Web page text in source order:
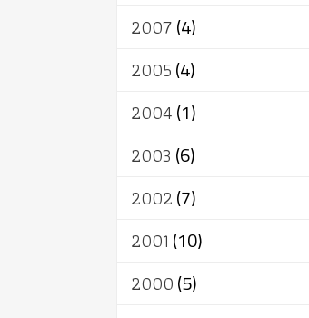
2007(4)
2005(4)
2004(1)
2003 (6)
2002(7)
2001 (10)
2000(5)